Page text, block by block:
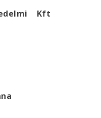
Kft